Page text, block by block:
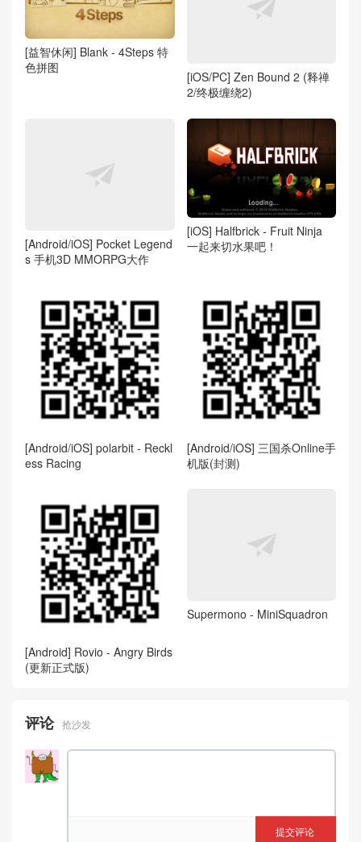
[益智休闲] Blank - 4Steps 特
色拼图
[iOS/PC] Zen Bound 2 (释禅
2/终极缠绕2)
[Android/iOS] Pocket Legend
s 手机3D MMORPG大作
[iOS] Halfbrick - Fruit Ninja
一起来切水果吧！
[Android/iOS] polarbit - Reckl
ess Racing
[Android/iOS] 三国杀Online手
机版(封测)
[Android] Rovio - Angry Birds
(更新正式版)
Supermono - MiniSquadron
评论 抢沙发
提交评论